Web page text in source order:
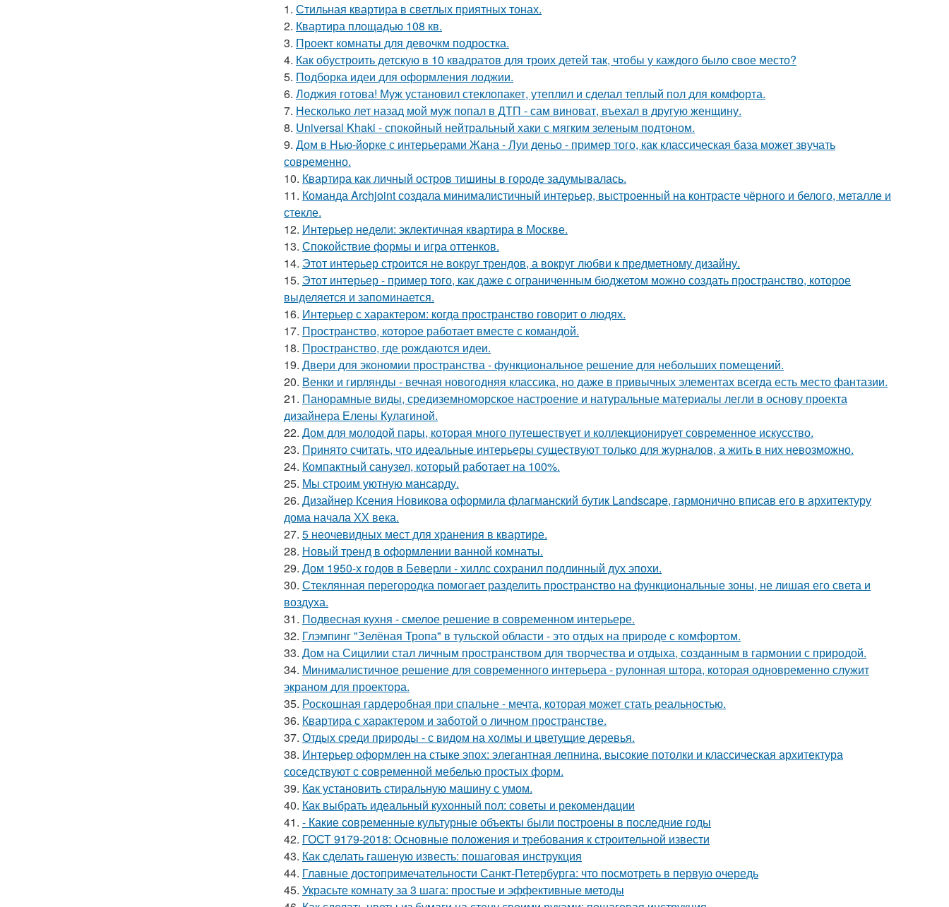
1. Стильная квартира в светлых приятных тонах.
2. Квартира площадью 108 кв.
3. Проект комнаты для девочкм подростка.
4. Как обустроить детскую в 10 квадратов для троих детей так, чтобы у каждого было свое место?
5. Подборка идеи для оформления лоджии.
6. Лоджия готова! Муж установил стеклопакет, утеплил и сделал теплый пол для комфорта.
7. Несколько лет назад мой муж попал в ДТП - сам виноват, въехал в другую женщину.
8. Universal Khaki - спокойный нейтральный хаки с мягким зеленым подтоном.
9. Дом в Нью-йорке с интерьерами Жана - Луи деньо - пример того, как классическая база может звучать
современно.
10. Квартира как личный остров тишины в городе задумывалась.
11. Команда Archjoint создала минималистичный интерьер, выстроенный на контрасте чёрного и белого, металле и
стекле.
12. Интерьер недели: эклектичная квартира в Москве.
13. Спокойствие формы и игра оттенков.
14. Этот интерьер строится не вокруг трендов, а вокруг любви к предметному дизайну.
15. Этот интерьер - пример того, как даже с ограниченным бюджетом можно создать пространство, которое
выделяется и запоминается.
16. Интерьер с характером: когда пространство говорит о людях.
17. Пространство, которое работает вместе с командой.
18. Пространство, где рождаются идеи.
19. Двери для экономии пространства - функциональное решение для небольших помещений.
20. Венки и гирлянды - вечная новогодняя классика, но даже в привычных элементах всегда есть место фантазии.
21. Панорамные виды, средиземноморское настроение и натуральные материалы легли в основу проекта
дизайнера Елены Кулагиной.
22. Дом для молодой пары, которая много путешествует и коллекционирует современное искусство.
23. Принято считать, что идеальные интерьеры существуют только для журналов, а жить в них невозможно.
24. Компактный санузел, который работает на 100%.
25. Мы строим уютную мансарду.
26. Дизайнер Ксения Новикова оформила флагманский бутик Landscape, гармонично вписав его в архитектуру
дома начала ХХ века.
27. 5 неочевидных мест для хранения в квартире.
28. Новый тренд в оформлении ванной комнаты.
29. Дом 1950-х годов в Беверли - хиллс сохранил подлинный дух эпохи.
30. Стеклянная перегородка помогает разделить пространство на функциональные зоны, не лишая его света и
воздуха.
31. Подвесная кухня - смелое решение в современном интерьере.
32. Глэмпинг "Зелёная Тропа" в тульской области - это отдых на природе с комфортом.
33. Дом на Сицилии стал личным пространством для творчества и отдыха, созданным в гармонии с природой.
34. Минималистичное решение для современного интерьера - рулонная штора, которая одновременно служит
экраном для проектора.
35. Роскошная гардеробная при спальне - мечта, которая может стать реальностью.
36. Квартира с характером и заботой о личном пространстве.
37. Отдых среди природы - с видом на холмы и цветущие деревья.
38. Интерьер оформлен на стыке эпох: элегантная лепнина, высокие потолки и классическая архитектура
соседствуют с современной мебелью простых форм.
39. Как установить стиральную машину с умом.
40. Как выбрать идеальный кухонный пол: советы и рекомендации
41. - Какие современные культурные объекты были построены в последние годы
42. ГОСТ 9179-2018: Основные положения и требования к строительной извести
43. Как сделать гашеную известь: пошаговая инструкция
44. Главные достопримечательности Санкт-Петербурга: что посмотреть в первую очередь
45. Украсьте комнату за 3 шага: простые и эффективные методы